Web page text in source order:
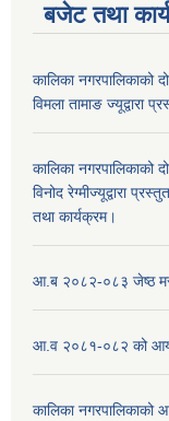
बजेट तथा
कालिका नगरपालिकाको
विमला तामाङ
कालिका नगरपालिकाको
विनोद रेग्मीज्यूद्वारा
तथा कार्यक्रम।
आ.ब २०८२-०८३ जेष्ठ
आ.व २०८१-०८२ को आय
कालिका